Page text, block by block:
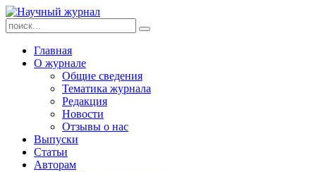
Главная
О журнале
Общие сведения
Тематика журнала
Редакция
Новости
Отзывы о нас
Выпуски
Статьи
Авторам